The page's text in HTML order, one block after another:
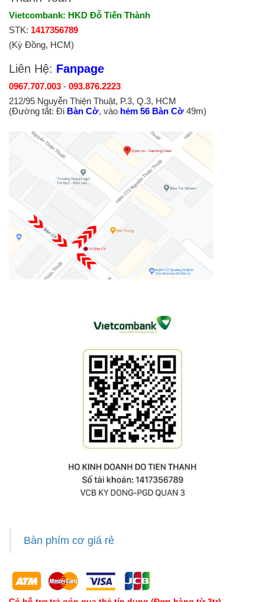
Vietcombank: HKD Đỗ Tiến Thành
STK: 1417356789
(Kỳ Đồng, HCM)
Liên Hệ: Fanpage
0967.707.003 - 093.876.2223
212/95 Nguyễn Thiện Thuật, P.3, Q.3, HCM
(Đường tắt: Đi Bàn Cờ, vào hẻm 56 Bàn Cờ 49m)
Bàn phím cơ giá rẻ